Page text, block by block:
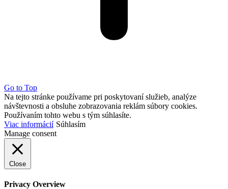
Go to Top
Na tejto stránke používame pri poskytovaní služieb, analýze
návštevnosti a obsluhe zobrazovania reklám súbory cookies.
Používaním tohto webu s tým súhlasíte.
Viac informácií Súhlasím
Manage consent
Close
Privacy Overview